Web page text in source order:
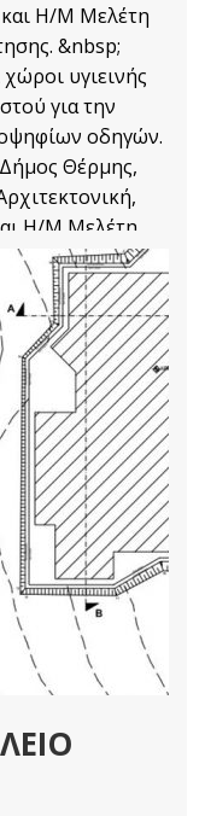
και Η/Μ Μελέτη
&nbsp;
υγιεινής
για την
οδηγών.
Θέρμης,
Η/Μ Μελέτη
Στατικές Μελέτες